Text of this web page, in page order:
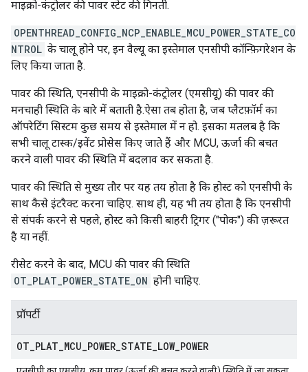
माइक्रो-कंट्रोलर की पावर स्टेट की गिनती.
OPENTHREAD_CONFIG_NCP_ENABLE_MCU_POWER_STATE_CO
NTROL के चालू होने पर, इन वैल्यू का इस्तेमाल एनसीपी कॉन्फ़िगरेशन के
लिए किया जाता है.
पावर की स्थिति, एनसीपी के माइक्रो-कंट्रोलर (एमसीयू) की पावर की
मनचाही स्थिति के बारे में बताती है.ऐसा तब होता है, जब प्लैटफ़ॉर्म का
ऑपरेटिंग सिस्टम कुछ समय से इस्तेमाल में न हो. इसका मतलब है कि
सभी चालू टास्क/इवेंट प्रोसेस किए जाते हैं और MCU, ऊर्जा की बचत
करने वाली पावर की स्थिति में बदलाव कर सकता है.
पावर की स्थिति से मुख्य तौर पर यह तय होता है कि होस्ट को एनसीपी के
साथ कैसे इंटरैक्ट करना चाहिए. साथ ही, यह भी तय होता है कि एनसीपी
से संपर्क करने से पहले, होस्ट को किसी बाहरी ट्रिगर ("पोक") की ज़रूरत
है या नहीं.
रीसेट करने के बाद, MCU की पावर की स्थिति
OT_PLAT_POWER_STATE_ON होनी चाहिए.
प्रॉपर्टी
OT PLAT MCU POWER STATE LOW_ POWER